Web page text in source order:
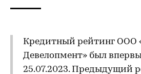
Кредитный рейтинг ООО
Девелопмент» был
25.07.2023. Предыдущий